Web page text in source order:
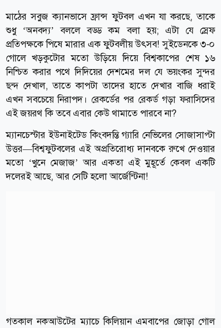
মাঠের সবুজ ক্যানভাসে ফ্রান্স ফুটবল এখন যা করছে, তাকে
শুধু ‘অনবদ্য’ বললে বড্ড কম বলা হয়; এটা যে স্রেফ
প্রতিপক্ষকে পিষে মারার এক ফুটবলীয় উৎসব! সুইডেনকে ৩-০
গোলে খড়কুটোর মতো উড়িয়ে দিয়ে বিশ্বকাপের শেষ ১৬
নিশ্চিত করার পথে দিদিয়ের দেশমের দল যে ভয়ংকর সুন্দর
ছন্দ দেখাল, তাতে কাপটা তাদের হাতে দেখার বাজি ধরাই
এখন সবচেয়ে নিরাপদ। রেকর্ডের পর রেকর্ড গড়া ফরাসিদের
এই জয়রথ কি তবে এবার কেউ থামাতে পারবে না?
ম্যানচেস্টার ইউনাইটেড কিংবদন্তি গ্যারি নেভিলের সোজাসাপ্টা
উত্তর—বিশ্বফুটবলের এই অপ্রতিরোধ্য দানবকে রুখে দেওয়ার
মতো ‘খুনে মেজাজ’ আর একতা এই মুহূর্তে কেবল একটি
দলেরই আছে, আর সেটি হলো আর্জেন্টিনা!
গতকাল নকআউটের ম্যাচে কিলিয়ান এমবাপের জোড়া গোল